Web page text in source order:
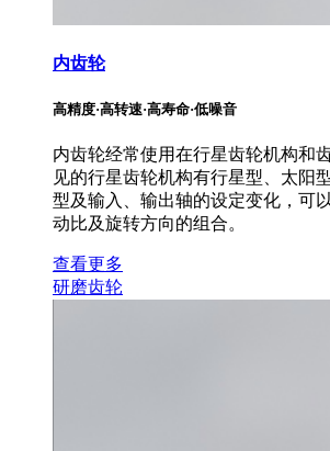
内齿轮
高精度·高转速·高寿命·低噪音
内齿轮经常使用在行星齿轮机构和
见的行星齿轮机构有行星型、太阳
型及输入、输出轴的设定变化，可
动比及旋转方向的组合。
查看更多
研磨齿轮